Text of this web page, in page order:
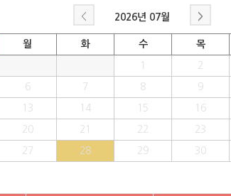
< 2026년 07월 >
월 화 수 목
2
6 7 8 9
13 14 15 16
20 21 22 23
27 28 29 30